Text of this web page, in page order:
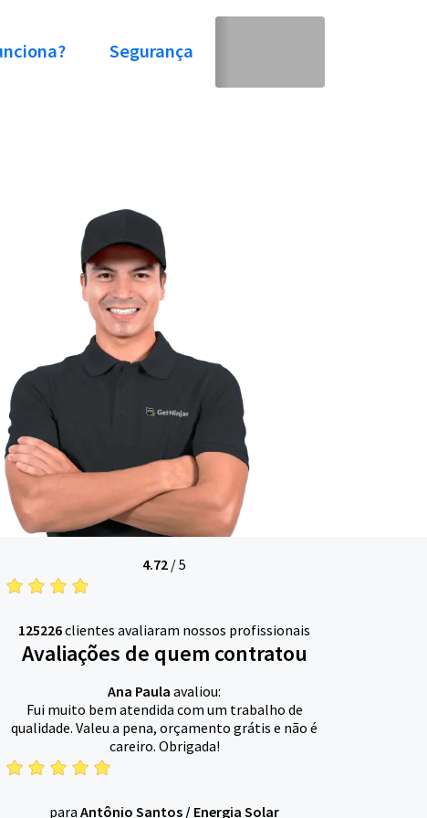
Segurança
4.72 /5
125226clientes avaliaram nossos profissionais
Avaliações de quem contratou
Ana Paula avaliou:
Fui muito bem atendida com um trabalho de
qualidade. Valeu a pena, orçamento grátis e não é
careiro. Obrigada!
para Antônio Santos / Energia Solar